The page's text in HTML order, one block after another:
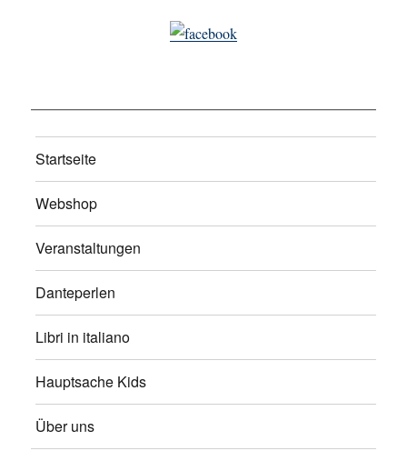
Startseite
Webshop
Veranstaltungen
Danteperlen
Libri in italiano
Hauptsache Kids
Über uns